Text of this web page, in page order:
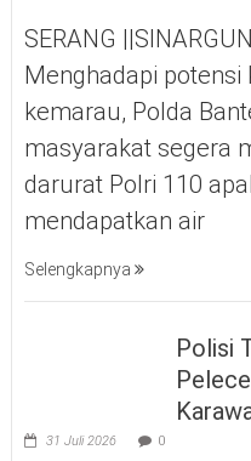
SERANG
Menghadapi
kemarau, Polda
masyarakat segera
darurat Polri 110
mendapatkan air
Selengkapnya
Polisi
31 Juli 2026 0